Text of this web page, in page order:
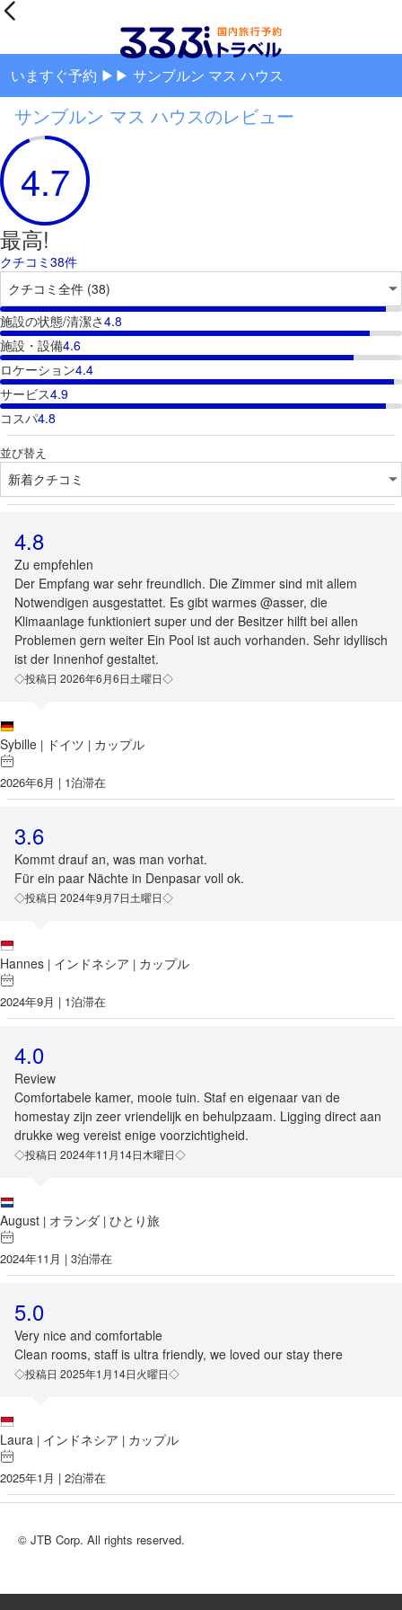
いますぐ予約 ▶▶ サンブルン マス ハウス
サンブルン マス ハウスのレビュー
4.7
最高!
クチコミ38件
施設の状態/清潔さ4.8
施設・設備4.6
ロケーション4.4
サービス4.9
コスパ4.8
並び替え
4.8
Zu empfehlen
Der Empfang war sehr freundlich. Die Zimmer sind mit allem
Notwendigen ausgestattet. Es gibt warmes @asser, die
Klimaanlage funktioniert super und der Besitzer hilft bei allen
Problemen gern weiter Ein Pool ist auch vorhanden. Sehr idyllisch
ist der Innenhof gestaltet.
◇投稿日 2026年6月6日土曜日◇
Sybille | ドイツ | カップル
2026年6月 | 1泊滞在
3.6
Kommt drauf an, was man vorhat.
Für ein paar Nächte in Denpasar voll ok.
◇投稿日 2024年9月7日土曜日◇
Hannes | インドネシア | カップル
2024年9月 | 1泊滞在
4.0
Review
Comfortabele kamer, mooie tuin. Staf en eigenaar van de
homestay zijn zeer vriendelijk en behulpzaam. Ligging direct aan
drukke weg vereist enige voorzichtigheid.
◇投稿日 2024年11月14日木曜日◇
August | オランダ | ひとり旅
2024年11月 | 3泊滞在
5.0
Very nice and comfortable
Clean rooms, staff is ultra friendly, we loved our stay there
◇投稿日 2025年1月14日火曜日◇
Laura | インドネシア | カップル
2025年1月 | 2泊滞在
© JTB Corp. All rights reserved.